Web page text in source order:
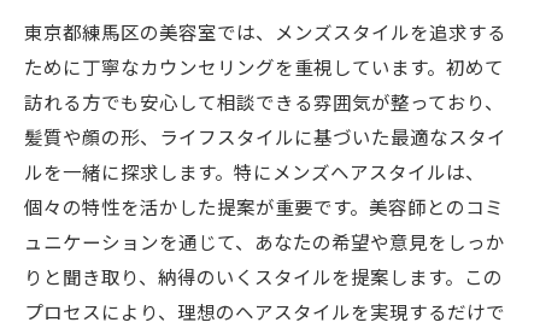
メンズ美容室でのリフレッシュタイム
あなたの個性が輝く美容室の選び方
地元で愛される練馬区メンズ美容室のリラック
ス体験
リラックスできる雰囲気の美容室を探す
心地よい時間を過ごすためのポイント
地元で評判の美容室の魅力
東京都練馬区の美容室では、メンズスタイルを追求する
ために丁寧なカウンセリングを重視しています。初めて
訪れる方でも安心して相談できる雰囲気が整っており、
髪質や顔の形、ライフスタイルに基づいた最適なスタイ
ルを一緒に探求します。特にメンズヘアスタイルは、
個々の特性を活かした提案が重要です。美容師とのコミ
ュニケーションを通じて、あなたの希望や意見をしっか
りと聞き取り、納得のいくスタイルを提案します。この
プロセスにより、理想のヘアスタイルを実現するだけで